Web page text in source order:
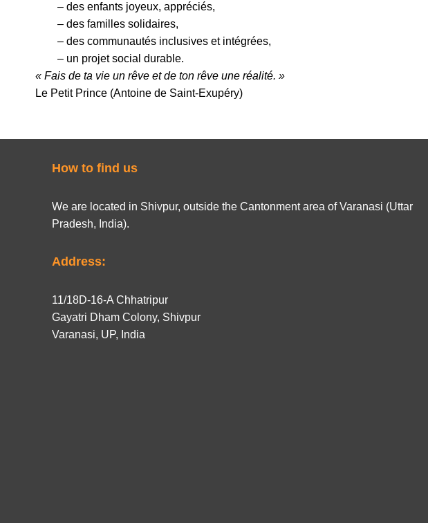
– des enfants joyeux, appréciés,
– des familles solidaires,
– des communautés inclusives et intégrées,
– un projet social durable.
« Fais de ta vie un rêve et de ton rêve une réalité. »
Le Petit Prince (Antoine de Saint-Exupéry)
How to find us
We are located in Shivpur, outside the Cantonment area of Varanasi (Uttar
Pradesh, India).
Address:
11/18D-16-A Chhatripur
Gayatri Dham Colony, Shivpur
Varanasi, UP, India